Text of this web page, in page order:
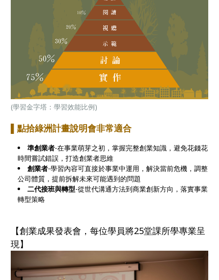
(學習金字塔：學習效能比例)
▌點拾綠洲計畫說明會非常適合
準創業者-在事業萌芽之初，掌握完整創業知識，避免花錢花
時間嘗試錯誤，打造創業者思維
創業者-學習內容可直接於事業中運用，解決當前危機，調整
公司體質，提前拆解未來可能遇到的問題
二代接班與轉型-從世代溝通方法到商業創新方向，落實事業
轉型策略
【創業成果發表會，每位學員將25堂課所學專業呈
現】